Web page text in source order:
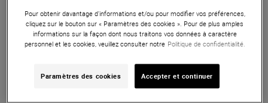
Eligible à la Garantie Sérénité
Interfaces Audio
interface audio avec 2 sorties enceintes stéréo, une sortie
caisson de basses, 2 entrées analogiques stéréo, une entrée
Pour obtenir davantage d'informations et/ou pour modifier vos préférences,
cliquez sur le bouton sur « Paramètres des cookies ». Pour de plus amples
informations sur la façon dont nous traitons vos données à caractère
personnel et les cookies, veuillez consulter notre Politique de confidentialité.
Paramètres des cookies Accepter et continuer